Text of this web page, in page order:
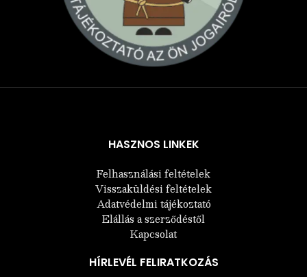
HASZNOS LINKEK
Felhasználási feltételek
Visszaküldési feltételek
Adatvédelmi tájékoztató
Elállás a szerződéstől
Kapcsolat
HÍRLEVÉL FELIRATKOZÁS